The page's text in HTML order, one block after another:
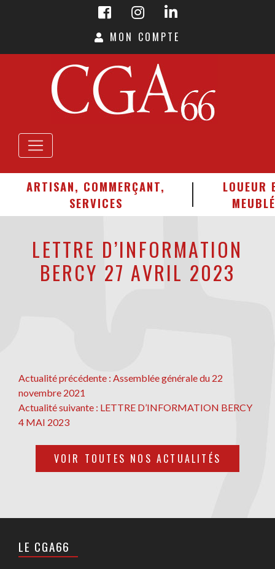
MON COMPTE
ARTISAN, COMMERÇANT,
SERVICES
LOUEUR
MEUBLÉ
LETTRE D’INFORMATION
BERCY 27 AVRIL 2023
NAVIGATION
DE
L’ARTICLE
Actualité précédente : Actualité
Assemblée générale du 22
novembre 2021
Actualité suivante : Actualité
LETTRE D’INFORMATION BERCY
4 MAI 2023
VOIR TOUTES NOS ACTUALITÉS
LE CGA66